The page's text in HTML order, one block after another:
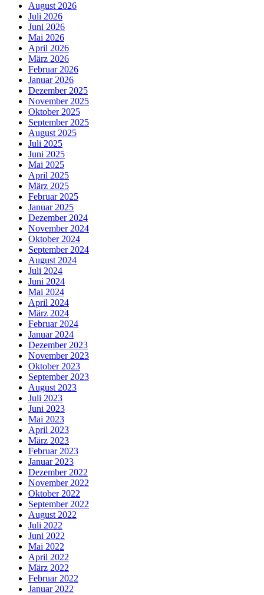
August 2026
Juli 2026
Juni 2026
Mai 2026
April 2026
März 2026
Februar 2026
Januar 2026
Dezember 2025
November 2025
Oktober 2025
September 2025
August 2025
Juli 2025
Juni 2025
Mai 2025
April 2025
März 2025
Februar 2025
Januar 2025
Dezember 2024
November 2024
Oktober 2024
September 2024
August 2024
Juli 2024
Juni 2024
Mai 2024
April 2024
März 2024
Februar 2024
Januar 2024
Dezember 2023
November 2023
Oktober 2023
September 2023
August 2023
Juli 2023
Juni 2023
Mai 2023
April 2023
März 2023
Februar 2023
Januar 2023
Dezember 2022
November 2022
Oktober 2022
September 2022
August 2022
Juli 2022
Juni 2022
Mai 2022
April 2022
März 2022
Februar 2022
Januar 2022